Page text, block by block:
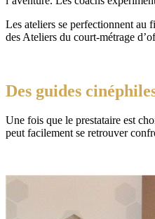
Les ateliers se perfectionnent au
des Ateliers du court-métrage
Des guides
Une fois que le prestataire est
peut facilement se retrouver